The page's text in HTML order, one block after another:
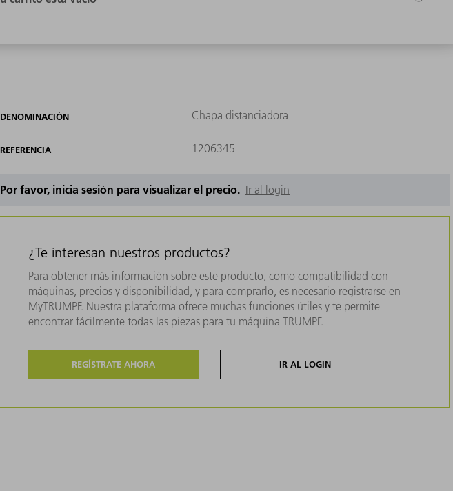
DENOMINACIÓN Chapa distanciadora
REFERENCIA 1206345
Por favor, inicia sesión para visualizar el precio. Ir al login
¿Te interesan nuestros productos?
Para obtener más información sobre este producto, como compatibilidad con
máquinas, precios y disponibilidad, y para comprarlo, es necesario registrarse en
MyTRUMPF. Nuestra plataforma ofrece muchas funciones útiles y te permite
encontrar fácilmente todas las piezas para tu máquina TRUMPF.
REGÍSTRATE AHORA IR AL LOGIN